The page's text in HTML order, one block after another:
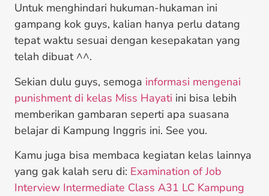
Untuk menghindari hukuman-hukaman ini
gampang kok guys, kalian hanya perlu datang
tepat waktu sesuai dengan kesepakatan yang
telah dibuat ^^.
Sekian dulu guys, semoga informasi mengenai
punishment di kelas Miss Hayati ini bisa lebih
memberikan gambaran seperti apa suasana
belajar di Kampung Inggris ini. See you.
Kamu juga bisa membaca kegiatan kelas lainnya
yang gak kalah seru di: Examination of Job
Interview Intermediate Class A31 LC Kampung